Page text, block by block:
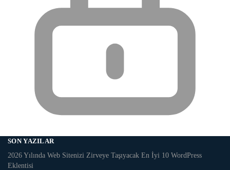
SON YAZILAR
2026 Yılında Web Sitenizi Zirveye Taşıyacak En İyi 10 WordPress
Eklentisi